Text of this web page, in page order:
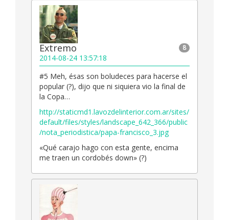
8
Extremo
2014-08-24 13:57:18
#5 Meh, ésas son boludeces para hacerse el
popular (?), dijo que ni siquiera vio la final de
la Copa…
http://staticmd1.lavozdelinterior.com.ar/sites/
default/files/styles/landscape_642_366/public
/nota_periodistica/papa-francisco_3.jpg
«Qué carajo hago con esta gente, encima
me traen un cordobés down» (?)